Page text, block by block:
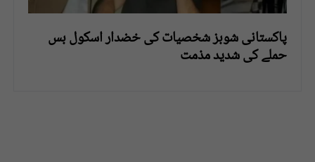
پاکستانی شوبز شخصیات کی خضدار اسکول بس
حملے کی شدید مذمت